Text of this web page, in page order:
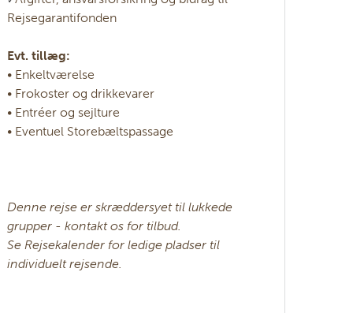
Rejsegarantifonden
Evt. tillæg:
• Enkeltværelse
• Frokoster og drikkevarer
• Entréer og sejlture
• Eventuel Storebæltspassage
Denne rejse er skræddersyet til lukkede
grupper - kontakt os for tilbud.
Se Rejsekalender for ledige pladser til
individuelt rejsende.